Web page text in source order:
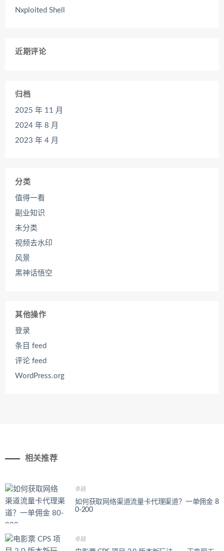
Nxploited Shell
近期评论
归档
2025 年 11 月
2024 年 8 月
2023 年 4 月
分类
值得一看
副业知识
未分类
视频去水印
风景
黑神话悟空
其他操作
登录
条目 feed
评论 feed
WordPress.org
相关推荐
卓越
如何获取网络渠道流量卡代理渠道？一单佣金 8
0-200
卓越